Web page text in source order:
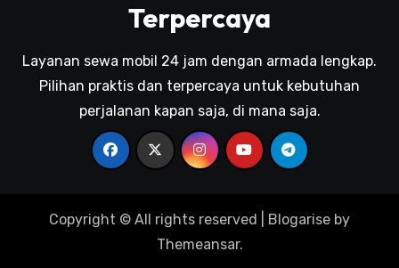
Terpercaya
Layanan sewa mobil 24 jam dengan armada lengkap.
Pilihan praktis dan terpercaya untuk kebutuhan
perjalanan kapan saja, di mana saja.
Copyright © All rights reserved Blogarise by
Themeansar.